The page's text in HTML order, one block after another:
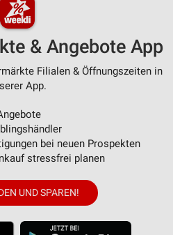
& Angebote App
Filialen & Öffnungszeiten in
App.
bei neuen Prospekten
stressfrei planen
UND SPAREN!